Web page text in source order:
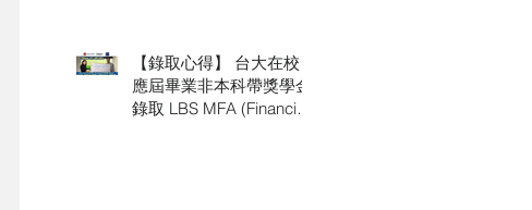
【錄取心得】 台大在校
應屆畢業非本科帶獎學金
錄取 LBS MFA (Financial